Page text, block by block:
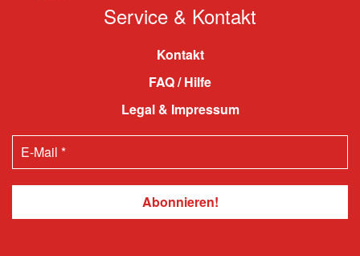
Service & Kontakt
Kontakt
FAQ / Hilfe
Legal & Impressum